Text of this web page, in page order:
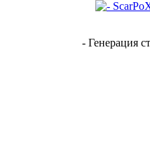
- Генерация